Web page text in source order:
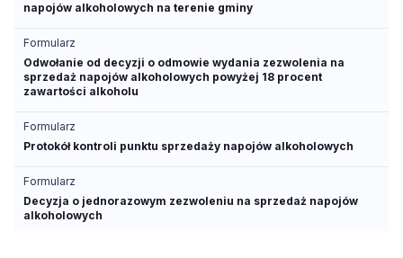
napojów alkoholowych na terenie gminy
Formularz
Odwołanie od decyzji o odmowie wydania zezwolenia na
sprzedaż napojów alkoholowych powyżej 18 procent
zawartości alkoholu
Formularz
Protokół kontroli punktu sprzedaży napojów alkoholowych
Formularz
Decyzja o jednorazowym zezwoleniu na sprzedaż napojów
alkoholowych